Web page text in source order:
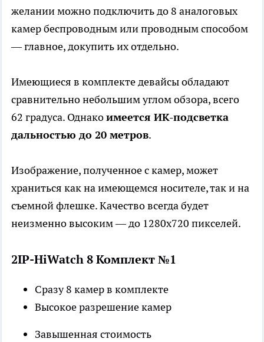
желании можно подключить до 8 аналоговых
камер беспроводным или проводным способом
— главное, докупить их отдельно.
Имеющиеся в комплекте девайсы обладают
сравнительно небольшим углом обзора, всего
62 градуса. Однакоимеется ИК-подсветка
дальностью до 20 метров.
Изображение, полученное с камер, может
храниться как на имеющемся носителе, так и на
съемной флешке. Качество всегда будет
неизменно высоким — до 1280х720 пикселей.
2IP-HiWatch 8 Комплект №1
Сразу 8 камер в комплекте
Высокое разрешение камер
Завышенная стоимость